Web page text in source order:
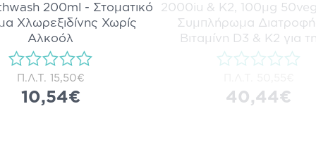
200ml - Στοματικό
Χλωρεξιδίνης Χωρίς
Αλκοόλ
Π.Λ.Τ. 15,50€
10,54€
2000iu & K2, 100µg
Συμπλήρωμα
Βιταμίνη D3 & Κ2 για
40,44€